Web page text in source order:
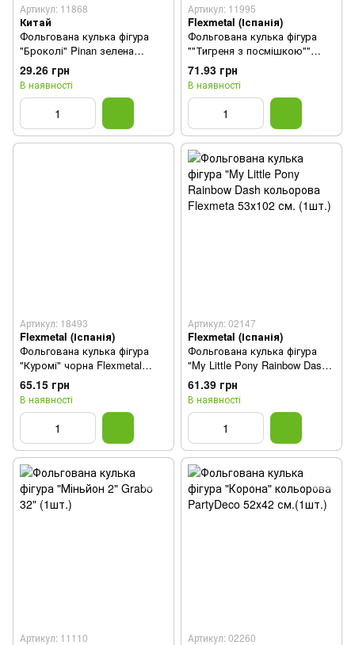
Артикул: 11868
Китай
Фольгована кулька фігура
"Броколі" Pinan зелена
76х54см. в уп.(1шт.)
29.26 грн
В наявності
Артикул: 11995
Flexmetal (Іспанія)
Фольгована кулька фігура
""Тигреня з посмішкою""
оранжева Flexmetal (1шт.)
71.93 грн
В наявності
Артикул: 18493
Flexmetal (Іспанія)
Фольгована кулька фігура
"Куромі" чорна Flexmetal
68х78 см. (1шт.)
65.15 грн
В наявності
Артикул: 02147
Flexmetal (Іспанія)
Фольгована кулька фігура
"My Little Pony Rainbow Dash
кольорова Flexmeta 53х102
см. (1шт.)
61.39 грн
В наявності
Артикул: 11110 Артикул: 02260